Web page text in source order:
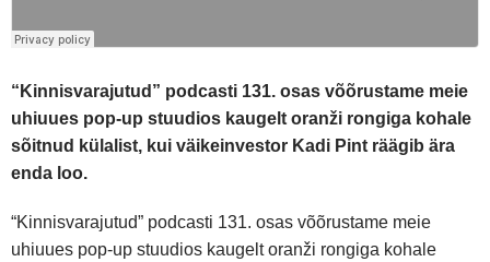
“Kinnisvarajutud” podcasti 131. osas võõrustame meie
uhiuues pop-up stuudios kaugelt oranži rongiga kohale
sõitnud külalist, kui väikeinvestor Kadi Pint räägib ära
enda loo.
“Kinnisvarajutud” podcasti 131. osas võõrustame meie
uhiuues pop-up stuudios kaugelt oranži rongiga kohale